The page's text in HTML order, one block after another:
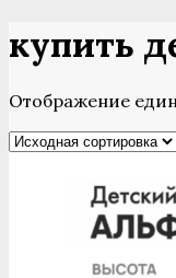
купить
Отображение